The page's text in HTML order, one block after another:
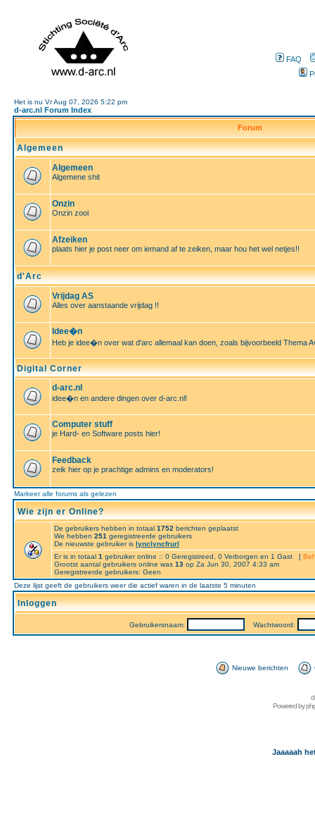
FAQ
Het is nu Vr Aug 07, 2026 5:22 pm
d-arc.nl Forum Index
Forum
Algemeen
Algemeen
Algemene shit
Onzin
Onzin zooi
Afzeiken
plaats hier je post neer om iemand af te zeiken, maar hou het wel netjes!!
d'Arc
Vrijdag AS
Alles over aanstaande vrijdag !!
Idee�n
Heb je idee�n over wat d'arc allemaal kan doen, zoals bijvoorbeeld Thema
Digital Corner
d-arc.nl
idee�n en andere dingen over d-arc.nl!
Computer stuff
je Hard- en Software posts hier!
Feedback
zeik hier op je prachtige admins en moderators!
Markeer alle forums als gelezen
Wie zijn er Online?
De gebruikers hebben in totaal 1752 berichten geplaatst
We hebben 251 geregistreerde gebruikers
De nieuwste gebruiker is lynclyncfrurl
Er is in totaal 1 gebruiker online :: 0 Geregistreed, 0 Verborgen en 1 Gast [
Grootst aantal gebruikers online was 13 op Za Jun 30, 2007 4:33 am
Geregistreerde gebruikers: Geen
Deze lijst geeft de gebruikers weer die actief waren in de laatste 5 minuten
Inloggen
Gebruikersnaam: Wachtwoord:
Nieuwe berichten
Powered by
Jaaaaah